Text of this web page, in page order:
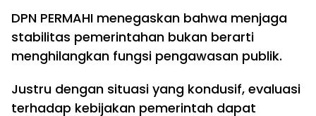
DPN PERMAHI menegaskan bahwa menjaga
stabilitas pemerintahan bukan berarti
menghilangkan fungsi pengawasan publik.
Justru dengan situasi yang kondusif, evaluasi
terhadap kebijakan pemerintah dapat